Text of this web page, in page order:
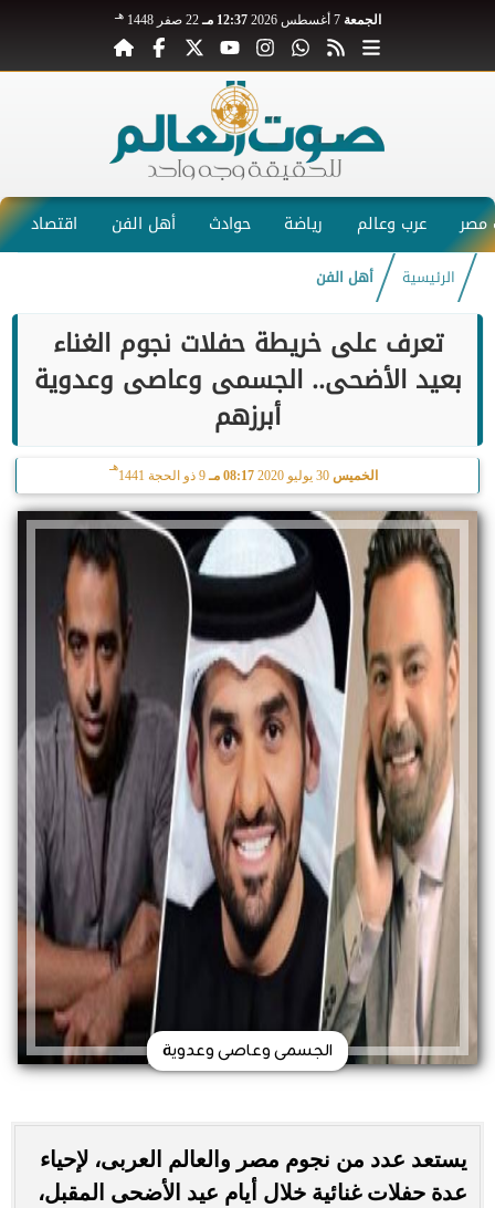
الجمعة 7 أغسطس 2026 12:37 مـ 22 صفر 1448 هـ
عرب وعالم رياضة حوادث أهل الفن اقتصاد
الرئيسية أهل الفن
تعرف على خريطة حفلات نجوم الغناء
بعيد الأضحى.. الجسمى وعاصى وعدوية
أبرزهم
الخميس 30 يوليو 2020 08:17 مـ 9 ذو الحجة 1441
هـ
الجسمى وعاصى وعدوية
يستعد عدد من نجوم مصر والعالم العربى، لإحياء
عدة حفلات غنائية خلال أيام عيد الأضحى المقبل،